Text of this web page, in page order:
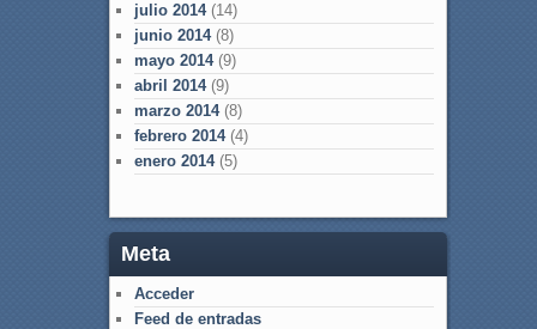
julio 2014(14)
junio 2014(8)
mayo 2014(9)
abril 2014(9)
marzo 2014(8)
febrero 2014(4)
enero 2014(5)
Meta
Acceder
Feed de entradas